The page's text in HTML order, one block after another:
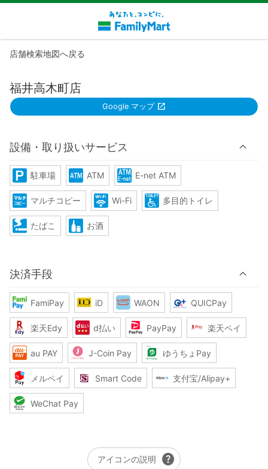
店舗検索地図へ戻る
福井高木町店
Google マップ
設備・取り扱いサービス
駐車場 ATM E-net ATM
マルチコピー Wi-Fi 多目的トイレ
たばこ お酒
決済手段
FamiPay iD WAON QUICPay
楽天Edy d払い PayPay 楽天ペイ
au PAY J-Coin Pay ゆうちょPay
メルペイ Smart Code 支付宝/Alipay+
WeChat Pay
アイコンの説明 help